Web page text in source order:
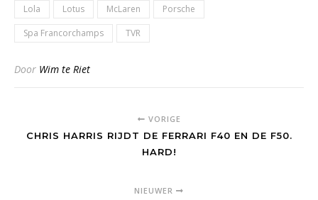
Lola
Lotus McLaren
Porsche
Spa Francorchamps
TVR
Door Wim te Riet
VORIGE
CHRIS HARRIS RIJDT DE FERRARI F40 EN DE F50.
HARD!
NIEUWER